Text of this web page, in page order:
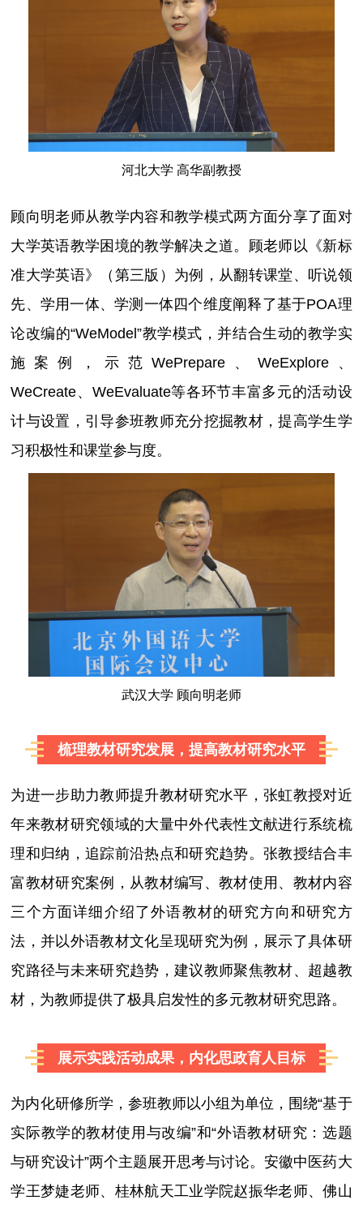
河北大学 高华副教授
顾向明老师从教学内容和教学模式两方面分享了面对
大学英语教学困境的教学解决之道。顾老师以《新标
准大学英语》（第三版）为例，从翻转课堂、听说领
先、学用一体、学测一体四个维度阐释了基于POA理
论改编的“WeModel”教学模式，并结合生动的教学实
施案例，示范WePrepare、WeExplore、
WeCreate、WeEvaluate等各环节丰富多元的活动设
计与设置，引导参班教师充分挖掘教材，提高学生学
习积极性和课堂参与度。
武汉大学 顾向明老师
梳理教材研究发展，提高教材研究水平
为进一步助力教师提升教材研究水平，张虹教授对近
年来教材研究领域的大量中外代表性文献进行系统梳
理和归纳，追踪前沿热点和研究趋势。张教授结合丰
富教材研究案例，从教材编写、教材使用、教材内容
三个方面详细介绍了外语教材的研究方向和研究方
法，并以外语教材文化呈现研究为例，展示了具体研
究路径与未来研究趋势，建议教师聚焦教材、超越教
材，为教师提供了极具启发性的多元教材研究思路。
展示实践活动成果，内化思政育人目标
为内化研修所学，参班教师以小组为单位，围绕“基于
实际教学的教材使用与改编”和“外语教材研究：选题
与研究设计”两个主题展开思考与讨论。安徽中医药大
学王梦婕老师、桂林航天工业学院赵振华老师、佛山